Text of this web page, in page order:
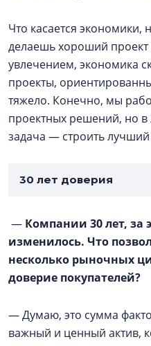
Что касается экономики,
делаешь хороший проект
увлечением, экономика
проекты,
тяжело. Конечно, мы
проектных решений, но
задача — строить лучший
30 лет доверия
— Компании 30 лет, за
изменилось. Что
несколько рыночных
доверие покупателей?
— Думаю, это сумма
важный и ценный актив,